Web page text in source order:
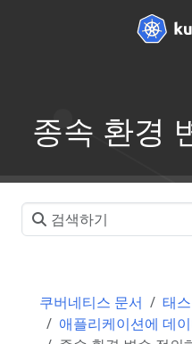
종속 환경
쿠버네티스 문서
태
애플리케이션에 데